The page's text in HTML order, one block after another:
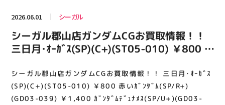
フロアガイド 営業時間
ACCESS
アクセス・駐車場
RECRUIT
スタッフ募集
2026.06.01 シーガル
シーガル郡山店ガンダムCGお買取情報！！
三日月･ｵｰｶﾞｽ(SP)(C+)(ST05-010) ￥800 赤
ﾀﾞﾑﾃﾞｭﾅﾒｽ(SP/U+)(GD03-026) ￥2,500
シーガル郡山店ガンダムCGお買取情報！！ 三日月･ｵｰｶﾞｽ
(SP)(C+)(ST05-010) ￥800 赤いｶﾞﾝﾀﾞﾑ(SP/R+)
(GD03-039) ￥1,400 ｶﾞﾝﾀﾞﾑﾃﾞｭﾅﾒｽ(SP/U+)(GD03-